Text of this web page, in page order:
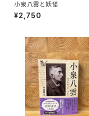
小泉八雲と妖怪
¥2,750